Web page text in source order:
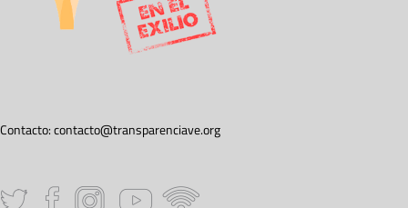
Contacto:contacto@transparenciave.org